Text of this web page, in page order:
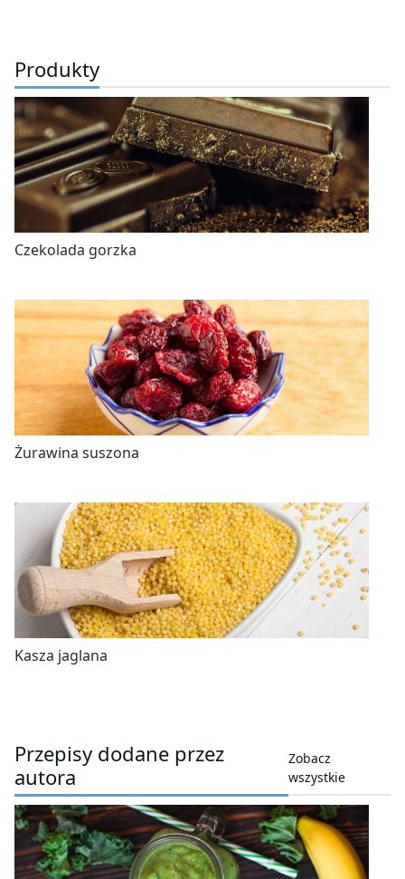
Produkty
Czekolada gorzka
Żurawina suszona
Kasza jaglana
Przepisy dodane przez
autora
Zobacz
wszystkie